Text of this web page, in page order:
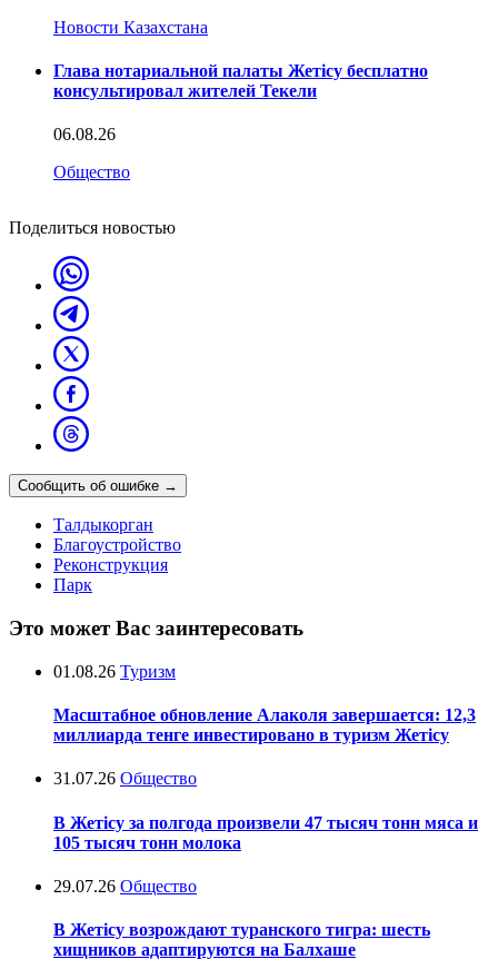
Новости Казахстана
Глава нотариальной палаты Жетісу бесплатно
консультировал жителей Текели
06.08.26
Общество
Поделиться новостью
Сообщить об ошибке →
Талдыкорган
Благоустройство
Реконструкция
Парк
Это может Вас заинтересовать
01.08.26 Туризм
Масштабное обновление Алаколя завершается: 12,3
миллиарда тенге инвестировано в туризм Жетісу
31.07.26 Общество
В Жетісу за полгода произвели 47 тысяч тонн мяса и
105 тысяч тонн молока
29.07.26 Общество
В Жетісу возрождают туранского тигра: шесть
хищников адаптируются на Балхаше